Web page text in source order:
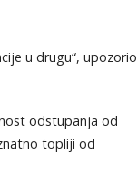
u drugu“, upozorio
odstupanja od
topliji od